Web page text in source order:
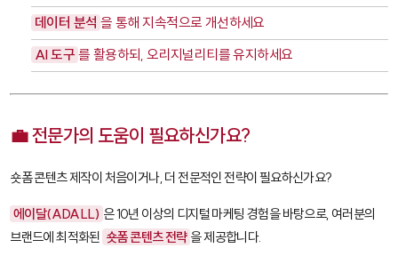
데이터 분석 을 통해 지속적으로 개선하세요
AI 도구 를 활용하되, 오리지널리티를 유지하세요
💼 전문가의 도움이 필요하신가요?
숏폼 콘텐츠 제작이 처음이거나, 더 전문적인 전략이 필요하신가요?
에이달(ADALL) 은 10년 이상의 디지털 마케팅 경험을 바탕으로, 여러분의
브랜드에 최적화된 숏폼 콘텐츠 전략 을 제공합니다.